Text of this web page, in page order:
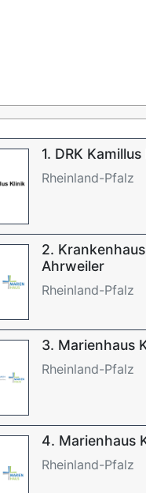
1. DRK
Rheinland-Pfalz
2.
Ahrweiler
Rheinland-Pfalz
3. Marienhaus
Rheinland-Pfalz
4. Marienhaus
Rheinland-Pfalz